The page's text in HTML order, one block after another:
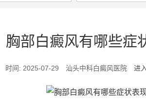
胸部白癜风有哪些症
时间: 2025-07-29 汕头中科白癜风医院 进